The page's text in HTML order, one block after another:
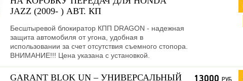
JAZZ (2009- ) АВТ. КП
Бесштыревой блокиратор КПП DRAGON - надежная
защита автомобиля от угона, удобная в
использовании за счет отсутствия съемного стопора.
ВНИМАНИЕ!!! Цена указана с установкой.
GARANT BLOK UN – УНИВЕРСАЛЬНЫЙ
13000 РУБ